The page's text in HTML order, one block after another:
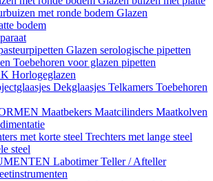
met ronde bodem Glazen
bodem
Glazen serologische pipetten
Toebehoren voor glazen pipetten
Horlogeglazen
Dekglaasjes Telkamers Toebehoren
Maatbekers Maatcilinders Maatkolven
met korte steel Trechters met lange steel
steel
LabotimerTeller / Afteller